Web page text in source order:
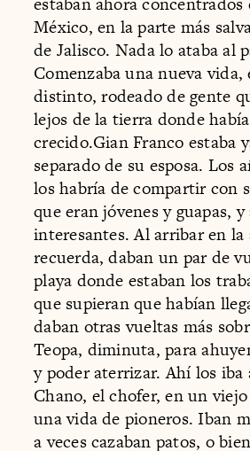
México, en la parte más
de Jalisco. Nada lo ataba al
Comenzaba una nueva vida,
distinto, rodeado de gente
lejos de la tierra donde
crecido.Gian Franco estaba
separado de su esposa. Los
los habría de compartir con
que eran jóvenes y guapas,
interesantes. Al arribar en la
recuerda, daban un par de
playa donde estaban los
que supieran que habían
daban otras vueltas más
Teopa, diminuta, para
y poder aterrizar. Ahí los iba
Chano, el chofer, en un
una vida de pioneros. Iban
a veces cazaban patos, o